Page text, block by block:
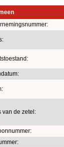
van de zetel: